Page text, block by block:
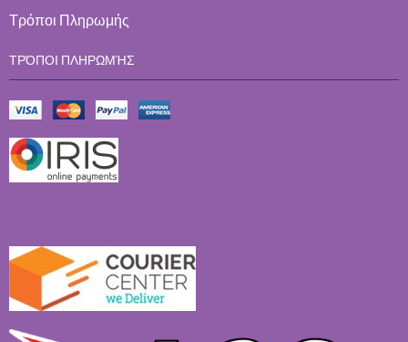
Τρόποι Πληρωμής
ΤΡΌΠΟΙ ΠΛΗΡΩΜΉΣ